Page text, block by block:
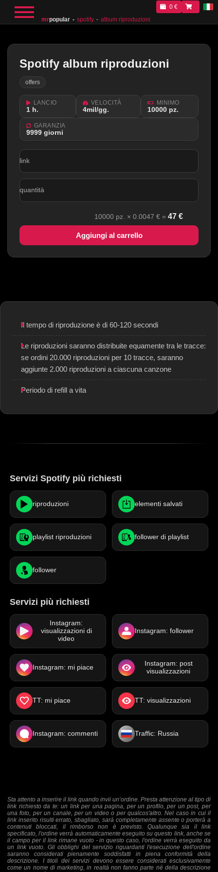
mrpopular spotify album riproduzioni
0 €
Spotify album riproduzioni
offers
LANCIO
1 h.
VELOCITÀ
4mil/gg.
MINIMO
10000 pz.
GARANZIA
9999 giorni
link
quantità
10000 pz. × 0.0047 € = 47 €
Aggiungi al carrello
Il tempo di riproduzione è di 60-120 secondi
Le riproduzioni saranno distribuite equamente tra le tracce:
se ordini 20.000 riproduzioni per 10 tracce, saranno
aggiunte 2.000 riproduzioni a ciascuna canzone
Periodo di refill a vita
Servizi Spotify più richiesti
riproduzioni elementi salvati
playlist riproduzioni follower di playlist
follower
Servizi più richiesti
Instagram:
visualizzazioni di
video
Instagram: follower
Instagram: mi piace
Instagram: post
visualizzazioni
TT: mi piace TT: visualizzazioni
Instagram: commenti Traffic: Russia
Sta attento a inserire il link quando invii un’ordine. Presta attenzione al tipo di
link richiesto da te: un link per una pagina, per un profilo, per un post, per
una foto, per un canale, per un video o per qualcos'altro. Nel caso in cui il
link inserito risulti errato, sbagliato, sarà completamente assente o porterà a
contenuti bloccati, il rimborso non è previsto. Qualunque sia il link
specificato, l'ordine verrà automaticamente eseguito su questo link, anche se
il campo per il link rimane vuoto - in questo caso, l'ordine verrà eseguito da
un link vuoto. Gli obblighi del servizio riguardanti l'esecuzione dell'ordine
saranno considerati pienamente soddisfatti in piena conformità della
descrizione. I titoli dei servizi devono essere considerati esclusivamente
come un nome di marketing, in realtà non fanno parte né della descrizione